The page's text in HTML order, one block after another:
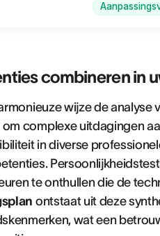
combineren in
wijze de analyse
complexe uitdagingen
in diverse
te onthullen die de
ontstaat uit deze
wat een